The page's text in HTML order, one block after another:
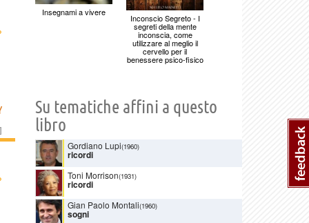
]
Insegnami a vivere
Inconscio Segreto - I
segreti della mente
inconscia, come
utilizzare al meglio il
cervello per il
benessere psico-fisico
Su tematiche affini a questo
libro
Gordiano Lupi(1960)
ricordi
Toni Morrison(1931)
ricordi
Gian Paolo Montali(1960)
sogni